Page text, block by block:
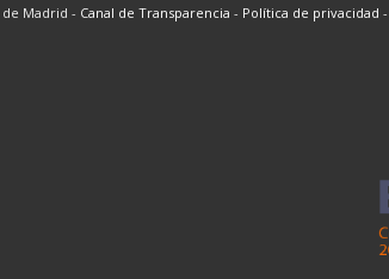
Madrid - Canal de Transparencia - Política de privacidad -